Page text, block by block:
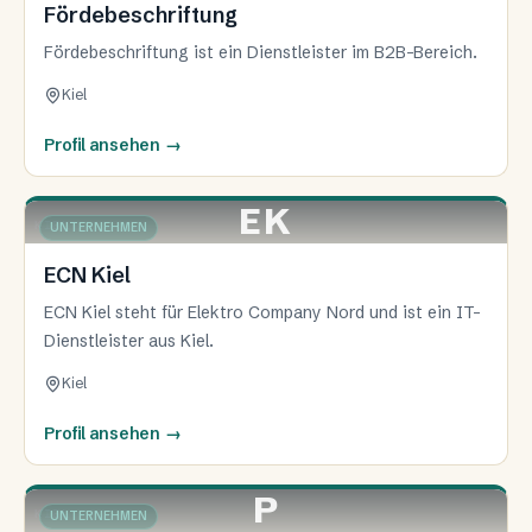
Fördebeschriftung
Fördebeschriftung ist ein Dienstleister im B2B-Bereich.
Kiel
Profil ansehen →
EK
KIEL
UNTERNEHMEN
ECN Kiel
ECN Kiel steht für Elektro Company Nord und ist ein IT-
Dienstleister aus Kiel.
Kiel
Profil ansehen →
P
KIEL
UNTERNEHMEN